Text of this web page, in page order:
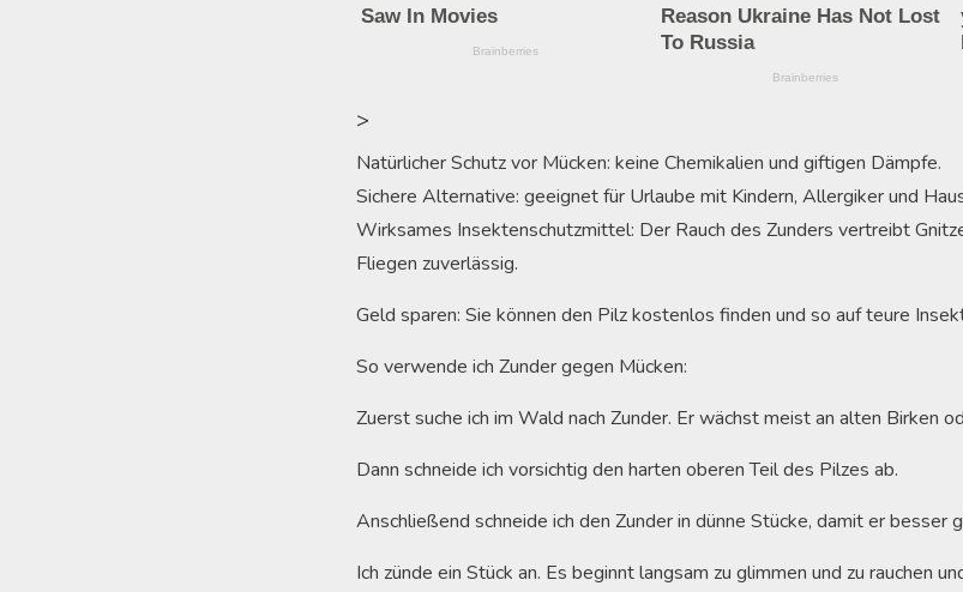
>
Natürlicher Schutz vor Mücken: keine Chemikalien und giftigen Dämpfe.
Sichere Alternative: geeignet für Urlaube mit Kindern, Allergiker und
Wirksames Insektenschutzmittel: Der Rauch des Zunders vertreibt
Fliegen zuverlässig.
Geld sparen: Sie können den Pilz kostenlos finden und so auf teure
So verwende ich Zunder gegen Mücken:
Zuerst suche ich im Wald nach Zunder. Er wächst meist an alten Birken
Dann schneide ich vorsichtig den harten oberen Teil des Pilzes ab.
Anschließend schneide ich den Zunder in dünne Stücke, damit er besser
Ich zünde ein Stück an. Es beginnt langsam zu glimmen und zu rauchen